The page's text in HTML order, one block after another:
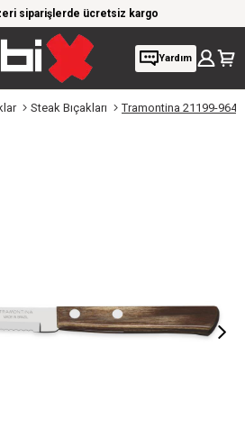
siparişlerde ücretsiz kargo
Yardım
Steak Bıçakları Tramontina 21199-964